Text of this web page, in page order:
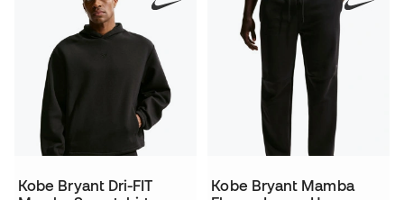
Kobe Bryant Dri-FIT
Kobe Bryant Mamba